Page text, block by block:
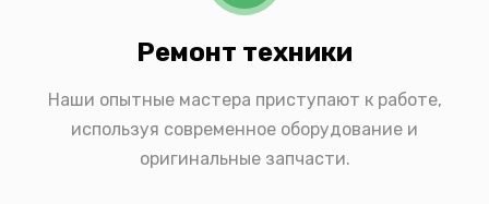
Ремонт техники
Наши опытные мастера приступают к работе,
используя современное оборудование и
оригинальные запчасти.